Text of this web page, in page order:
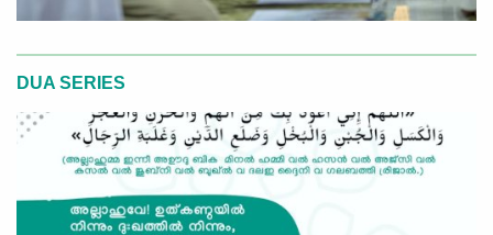
DUA SERIES